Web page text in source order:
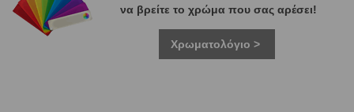
να βρείτε το χρώμα που σας αρέσει!
Χρωματολόγιο >